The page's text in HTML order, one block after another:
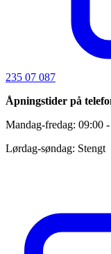
235 07 087
Åpningstider på
Mandag-fredag: 09:00
Lørdag-søndag: Stengt